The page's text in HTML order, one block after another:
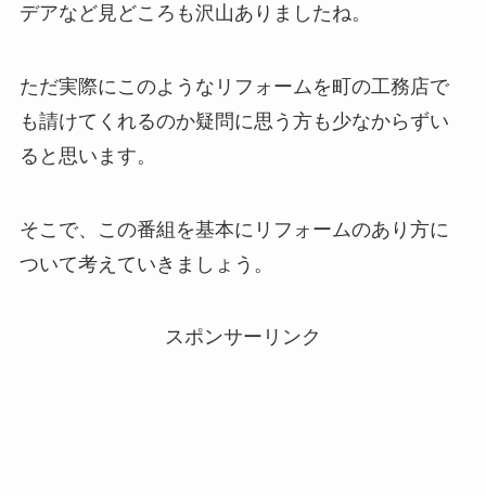
デアなど見どころも沢山ありましたね。
ただ実際にこのようなリフォームを町の工務店で
も請けてくれるのか疑問に思う方も少なからずい
ると思います。
そこで、この番組を基本にリフォームのあり方に
ついて考えていきましょう。
スポンサーリンク